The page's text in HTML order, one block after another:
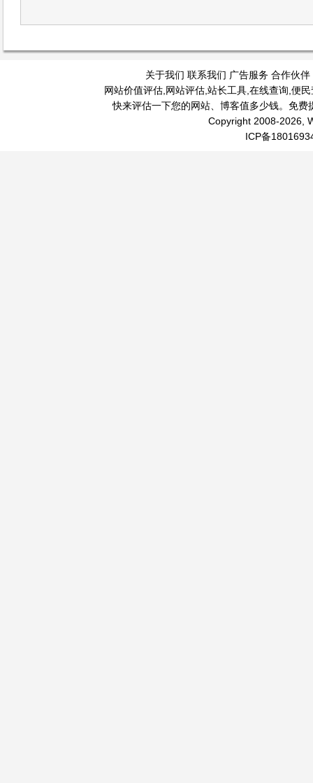
关于我们 联系我们 广告服务 合作伙伴
网站价值评估, 网站评估, 站长工具, 在线查询 便民
快来评估一下您的网站、博客值多少钱。免
Copyright 2008-2026,
ICP备